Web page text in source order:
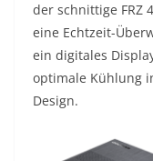
der schnittige FRZ
eine Echtzeit-
ein digitales
optimale Kühlung
Design.